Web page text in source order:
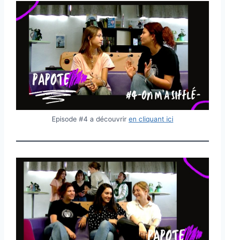
Episode #4 a découvrir en cliquant ici